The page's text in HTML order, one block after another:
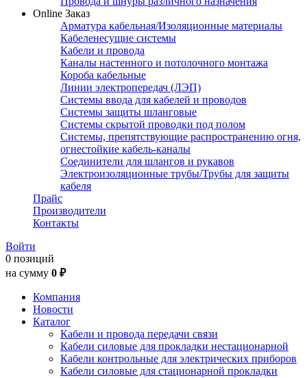
Online Заказ
Арматура кабельная/Изоляционные материалы
Кабеленесущие системы
Кабели и провода
Каналы настенного и потолочного монтажа
Короба кабельные
Линии электропередач (ЛЭП)
Системы ввода для кабелей и проводов
Системы защиты шланговые
Системы скрытой проводки под полом
Системы, препятствующие распространению огня,
огнестойкие кабель-каналы
Соединители для шлангов и рукавов
Электроизоляционные трубы/Трубы для защиты
кабеля
Прайс
Производители
Контакты
Войти
0 позиций
на сумму 0 ₽
Компания
Новости
Каталог
Кабели и провода передачи связи
Кабели силовые для прокладки нестационарной
Кабели контрольные для электрических приборов
Кабели силовые для стационарной прокладки